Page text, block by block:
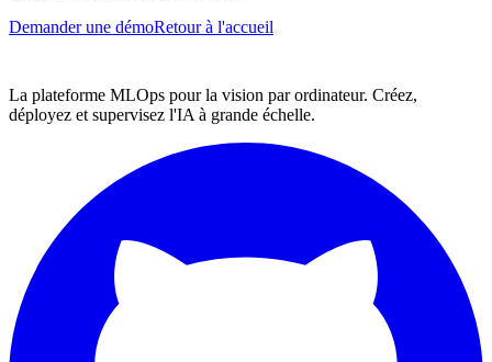
Demander une démoRetour à l'accueil
La plateforme MLOps pour la vision par ordinateur. Créez,
déployez et supervisez l'IA à grande échelle.